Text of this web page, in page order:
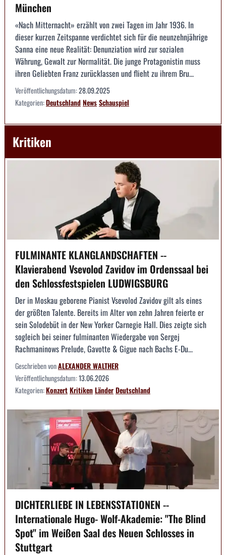
München
«Nach Mitternacht» erzählt von zwei Tagen im Jahr 1936. In
dieser kurzen Zeitspanne verdichtet sich für die neunzehnjährige
Sanna eine neue Realität: Denunziation wird zur sozialen
Währung, Gewalt zur Normalität. Die junge Protagonistin muss
ihren Geliebten Franz zurücklassen und flieht zu ihrem Bru...
Veröffentlichungsdatum:28.09.2025
Kategorien:DeutschlandNewsSchauspiel
Kritiken
FULMINANTE KLANGLANDSCHAFTEN --
Klavierabend Vsevolod Zavidov im Ordenssaal bei
den Schlossfestspielen LUDWIGSBURG
Der in Moskau geborene Pianist Vsevolod Zavidov gilt als eines
der größten Talente. Bereits im Alter von zehn Jahren feierte er
sein Solodebüt in der New Yorker Carnegie Hall. Dies zeigte sich
sogleich bei seiner fulminanten Wiedergabe von Sergej
Rachmaninows Prelude, Gavotte & Gigue nach Bachs E-Du...
Geschrieben vonALEXANDER WALTHER
Veröffentlichungsdatum:13.06.2026
Kategorien:KonzertKritikenLänderDeutschland
DICHTERLIEBE IN LEBENSSTATIONEN --
Internationale Hugo- Wolf-Akademie: "The Blind
Spot" im Weißen Saal des Neuen Schlosses in
Stuttgart